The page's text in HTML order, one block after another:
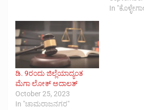
In
ಡಿ. 9ರಂದು ಜಿಲ್ಲೆಯಾದ್ಯಂತ
ಮೆಗಾ ಲೋಕ್ ಅದಾಲತ್
October 25, 2023
In "ಚಾಮರಾಜನಗರ"